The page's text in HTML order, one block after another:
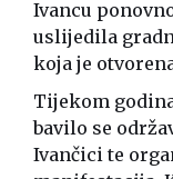
Ivancu
uslijedila
koja je
Tijekom
bavilo se
Ivančici te